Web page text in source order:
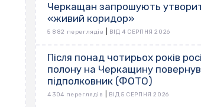
Черкащан запрошують
«живий коридор»
5 882 переглядів ВІД 4 СЕРПНЯ 2026
Після понад чотирьох років
полону на Черкащину
підполковник (ФОТО)
4 304 переглядів ВІД 5 СЕРПНЯ 2026